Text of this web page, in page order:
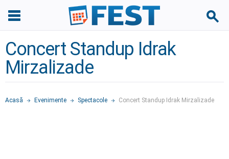
Concert Standup Idrak
Mirzalizade
Acasă Evenimente Spectacole Concert Standup Idrak Mirzalizade